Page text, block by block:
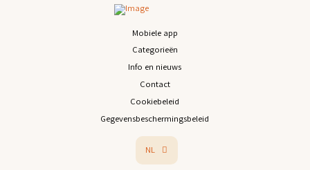
Mobiele app
Categorieën
Info en nieuws
Contact
Cookiebeleid
Gegevensbeschermingsbeleid
NL